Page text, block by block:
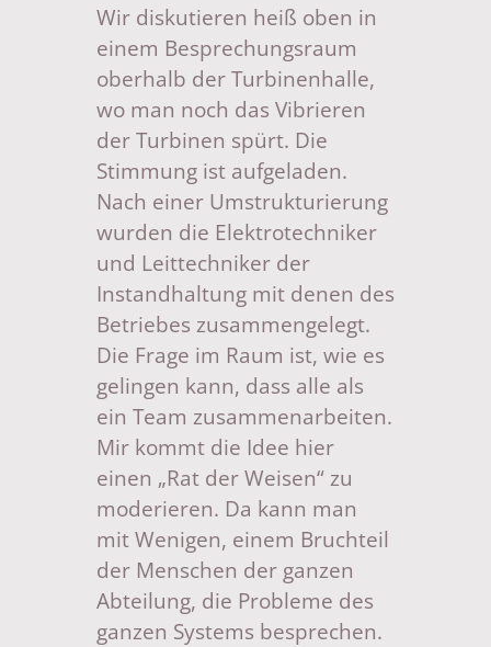
Wir diskutieren heiß oben in
einem Besprechungsraum
oberhalb der Turbinenhalle,
wo man noch das Vibrieren
der Turbinen spürt. Die
Stimmung ist aufgeladen.
Nach einer Umstrukturierung
wurden die Elektrotechniker
und Leittechniker der
Instandhaltung mit denen des
Betriebes zusammengelegt.
Die Frage im Raum ist, wie es
gelingen kann, dass alle als
ein Team zusammenarbeiten.
Mir kommt die Idee hier
einen „Rat der Weisen“ zu
moderieren. Da kann man
mit Wenigen, einem Bruchteil
der Menschen der ganzen
Abteilung, die Probleme des
ganzen Systems besprechen.